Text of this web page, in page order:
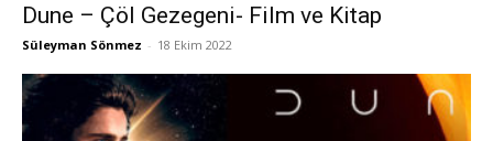
Dune – Çöl Gezegeni- Film ve Kitap
Süleyman Sönmez - 18 Ekim 2022